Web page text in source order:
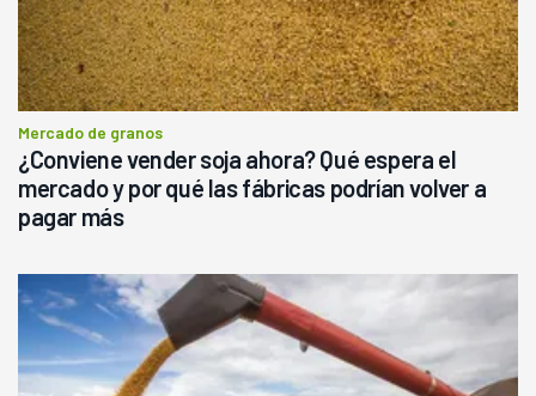
Mercado de granos
¿Conviene vender soja ahora? Qué espera el
mercado y por qué las fábricas podrían volver a
pagar más